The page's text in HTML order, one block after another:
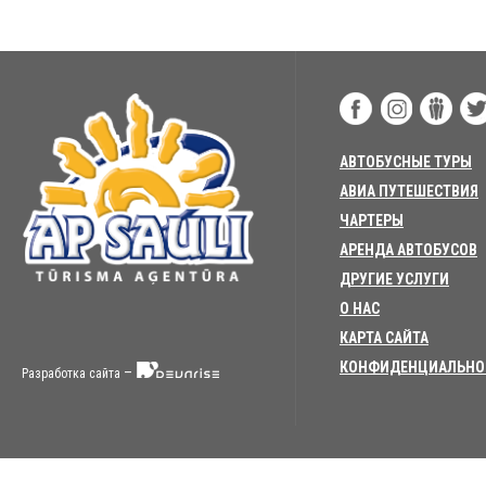
Разработка сайта –
АВТОБУСНЫЕ ТУРЫ
АВИА ПУТЕШЕСТВИЯ
ЧАРТЕРЫ
АРЕНДА АВТОБУСОВ
ДРУГИЕ УСЛУГИ
О НАС
КАРТА САЙТА